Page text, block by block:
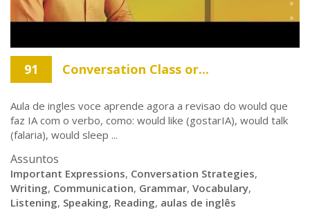
91 Conversation Class or...
Aula de ingles voce aprende agora a revisao do would que
faz IA com o verbo, como: would like (gostarIA), would talk
(falaria), would sleep ...
Assuntos
Important Expressions, Conversation Strategies,
Writing, Communication, Grammar, Vocabulary,
Listening, Speaking, Reading, aulas de inglês